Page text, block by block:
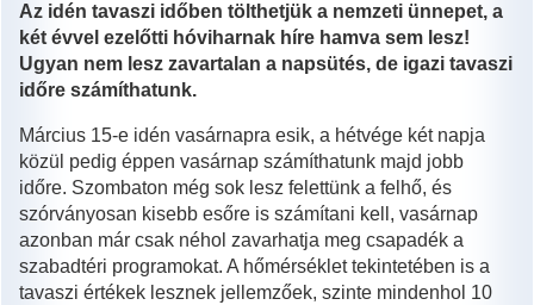
Az idén tavaszi időben tölthetjük a nemzeti ünnepet, a
két évvel ezelőtti hóviharnak híre hamva sem lesz!
Ugyan nem lesz zavartalan a napsütés, de igazi tavaszi
időre számíthatunk.
Március 15-e idén vasárnapra esik, a hétvége két napja
közül pedig éppen vasárnap számíthatunk majd jobb
időre. Szombaton még sok lesz felettünk a felhő, és
szórványosan kisebb esőre is számítani kell, vasárnap
azonban már csak néhol zavarhatja meg csapadék a
szabadtéri programokat. A hőmérséklet tekintetében is a
tavaszi értékek lesznek jellemzőek, szinte mindenhol 10